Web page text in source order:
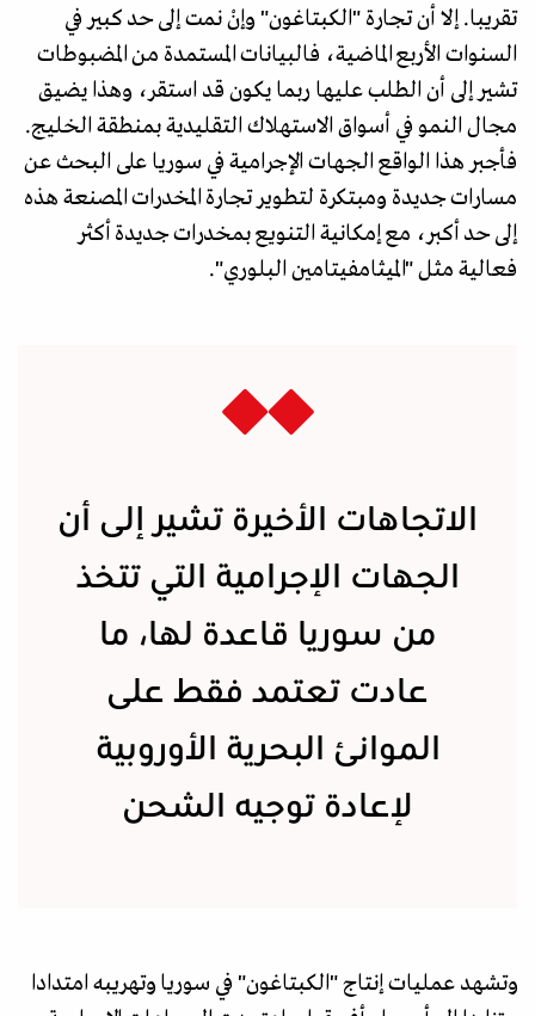
تقريبا. إلا أن تجارة "الكبتاغون" وإنْ نمت إلى حد كبير في
السنوات الأربع الماضية، فالبيانات المستمدة من المضبوطات
تشير إلى أن الطلب عليها ربما يكون قد استقر، وهذا يضيق
مجال النمو في أسواق الاستهلاك التقليدية بمنطقة الخليج.
فأجبر هذا الواقع الجهات الإجرامية في سوريا على البحث عن
مسارات جديدة ومبتكرة لتطوير تجارة المخدرات المصنعة هذه
إلى حد أكبر، مع إمكانية التنويع بمخدرات جديدة أكثر
فعالية مثل "الميثامفيتامين البلوري".
الاتجاهات الأخيرة تشير إلى أن
الجهات الإجرامية التي تتخذ
من سوريا قاعدة لها، ما
عادت تعتمد فقط على
الموانئ البحرية الأوروبية
لإعادة توجيه الشحن
وتشهد عمليات إنتاج "الكبتاغون" في سوريا وتهريبه امتدادا